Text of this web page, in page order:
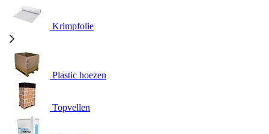
Krimpfolie
Plastic hoezen
Topvellen